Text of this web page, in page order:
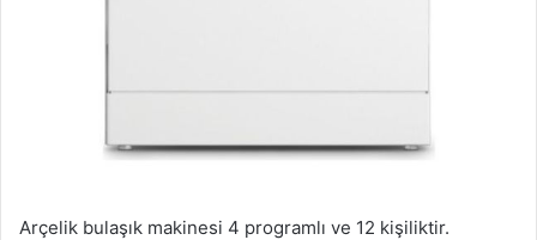
Arçelik bulaşık makinesi 4 programlı ve 12 kişiliktir.